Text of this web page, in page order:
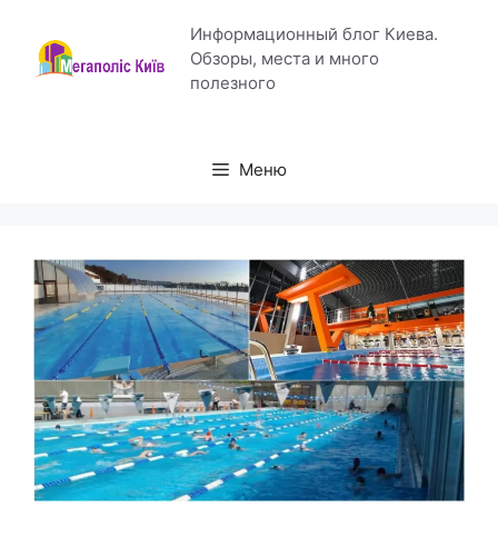
содержимому
Информационный блог Киева.
Обзоры, места и много
полезного
Меню